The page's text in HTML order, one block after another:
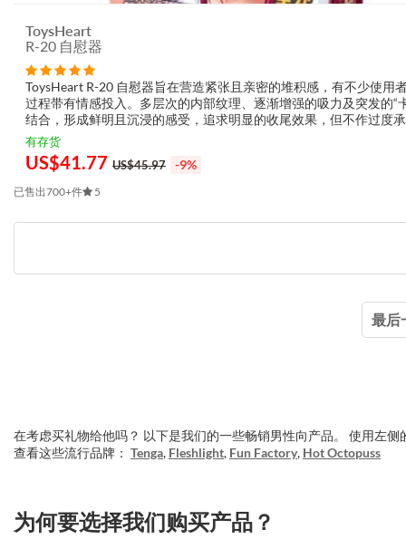
ToysHeart
R-20 自慰器
ToysHeart R-20 自慰器旨在营造紧张且亲密的堆积感，有不少使用
过程带有情感投入。多层次的内部纹理、逐渐增强的吸力及突发的“
结合，形成鲜明且沉浸的感受，追求明显的收尾效果，但不作过度
为何顾客喜爱 ToysHeart R-20 自慰器 强烈的期待与释放...
有存货
US$41.77 US$45.97 -9%
已售出700+件 5
最后
在考虑买礼物给他吗？ 以下是我们的一些畅销男性向产品。 使用左
查看这些流行品牌： Tenga, Fleshlight, Fun Factory, Hot Octopuss
为何要选择我们购买产品？